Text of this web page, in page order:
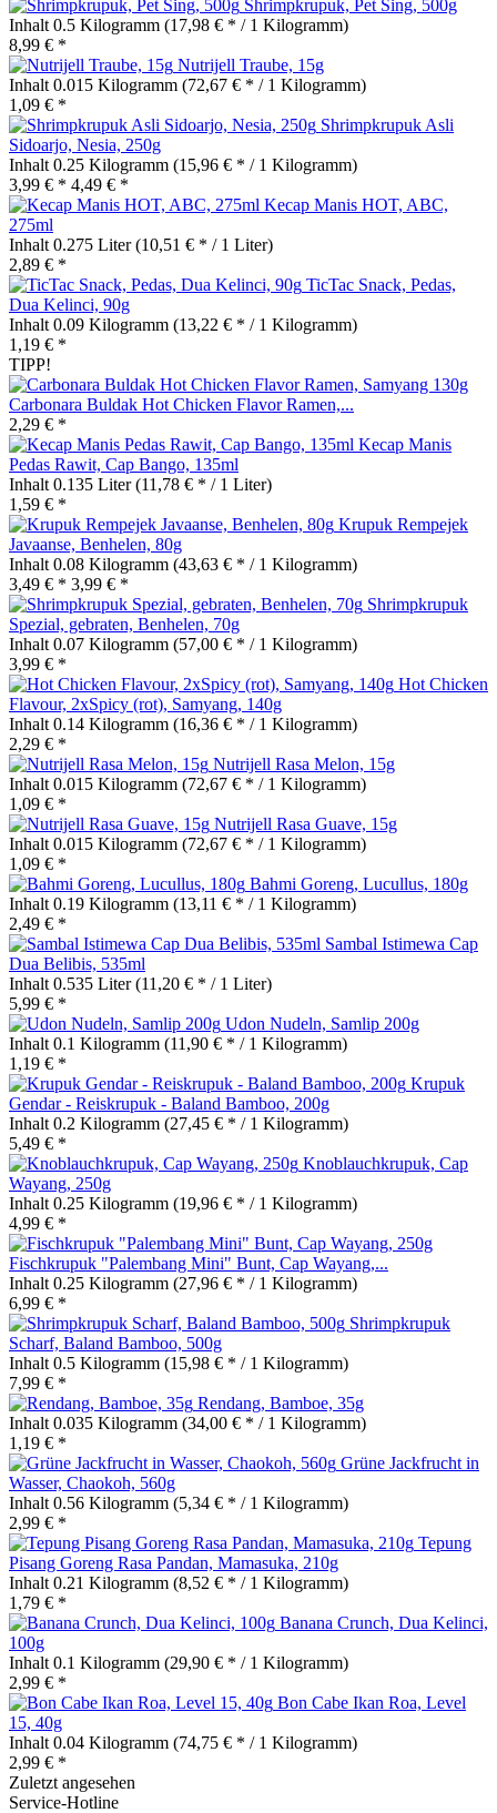
Shrimpkrupuk, Pet Sing, 500g
Inhalt 0.5 Kilogramm (17,98 € * / 1 Kilogramm)
8,99 € *
Nutrijell Traube, 15g
Inhalt 0.015 Kilogramm (72,67 € * / 1 Kilogramm)
1,09 € *
Shrimpkrupuk Asli
Sidoarjo, Nesia, 250g
Inhalt 0.25 Kilogramm (15,96 € * / 1 Kilogramm)
3,99 € * 4,49 € *
Kecap Manis HOT, ABC,
275ml
Inhalt 0.275 Liter(10,51 € * / 1 Liter)
2,89 € *
TicTac Snack, Pedas,
Dua Kelinci, 90g
Inhalt 0.09 Kilogramm (13,22 € * / 1 Kilogramm)
1,19 € *
TIPP!
Carbonara Buldak Hot Chicken Flavor Ramen,...
2,29 € *
Kecap Manis
Pedas Rawit, Cap Bango, 135ml
Inhalt 0.135 Liter(11,78 € * / 1 Liter)
1,59 € *
Krupuk Rempejek
Javaanse, Benhelen, 80g
Inhalt 0.08 Kilogramm (43,63 € * / 1 Kilogramm)
3,49 € * 3,99 € *
Shrimpkrupuk
Spezial, gebraten, Benhelen, 70g
Inhalt 0.07 Kilogramm (57,00 € * / 1 Kilogramm)
3,99 € *
Hot Chicken
Flavour, 2xSpicy (rot), Samyang, 140g
Inhalt 0.14 Kilogramm (16,36 € * / 1 Kilogramm)
2,29 € *
Nutrijell Rasa Melon, 15g
Inhalt 0.015 Kilogramm (72,67 € * / 1 Kilogramm)
1,09 € *
Nutrijell Rasa Guave, 15g
Inhalt 0.015 Kilogramm (72,67 € * / 1 Kilogramm)
1,09 € *
Bahmi Goreng, Lucullus, 180g
Inhalt 0.19 Kilogramm (13,11 € * / 1 Kilogramm)
2,49 € *
Sambal Istimewa Cap
Dua Belibis, 535ml
Inhalt 0.535 Liter(11,20 € * / 1 Liter)
5,99 € *
Udon Nudeln, Samlip 200g
Inhalt 0.1 Kilogramm (11,90 € * / 1 Kilogramm)
1,19 € *
Krupuk
Gendar - Reiskrupuk - Baland Bamboo, 200g
Inhalt 0.2 Kilogramm (27,45 € * / 1 Kilogramm)
5,49 € *
Knoblauchkrupuk, Cap
Wayang, 250g
Inhalt 0.25 Kilogramm (19,96 € * / 1 Kilogramm)
4,99 € *
Fischkrupuk "Palembang Mini" Bunt, Cap Wayang,...
Inhalt 0.25 Kilogramm (27,96 € * / 1 Kilogramm)
6,99 € *
Shrimpkrupuk
Scharf, Baland Bamboo, 500g
Inhalt 0.5 Kilogramm (15,98 € * / 1 Kilogramm)
7,99 € *
Rendang, Bamboe, 35g
Inhalt 0.035 Kilogramm (34,00 € * / 1 Kilogramm)
1,19 € *
Grüne Jackfrucht in
Wasser, Chaokoh, 560g
Inhalt 0.56 Kilogramm (5,34 € * / 1 Kilogramm)
2,99 € *
Tepung
Pisang Goreng Rasa Pandan, Mamasuka, 210g
Inhalt 0.21 Kilogramm (8,52 € * / 1 Kilogramm)
1,79 € *
Banana Crunch, Dua Kelinci,
100g
Inhalt 0.1 Kilogramm (29,90 € * / 1 Kilogramm)
2,99 € *
Bon Cabe Ikan Roa, Level
15, 40g
Inhalt 0.04 Kilogramm (74,75 € * / 1 Kilogramm)
2,99 € *
Zuletzt angesehen
Service-Hotline